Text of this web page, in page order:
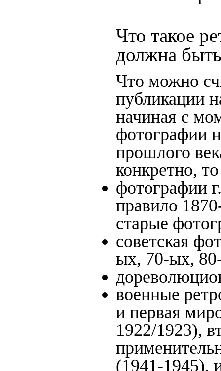
Что такое
должна
Что можно
публикации
начиная c
фотографии
прошлого
конкретно,
фотографии
правило
старые
советская
ых, 70-ых,
военные
и первая
1922/1923),
(1941-1945),